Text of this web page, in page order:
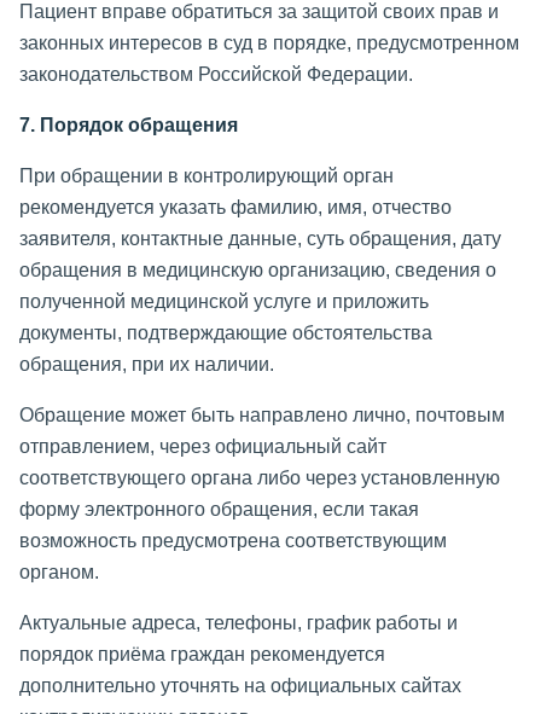
Пациент вправе обратиться за защитой своих прав и
законных интересов в суд в порядке, предусмотренном
законодательством Российской Федерации.
7. Порядок обращения
При обращении в контролирующий орган
рекомендуется указать фамилию, имя, отчество
заявителя, контактные данные, суть обращения, дату
обращения в медицинскую организацию, сведения о
полученной медицинской услуге и приложить
документы, подтверждающие обстоятельства
обращения, при их наличии.
Обращение может быть направлено лично, почтовым
отправлением, через официальный сайт
соответствующего органа либо через установленную
форму электронного обращения, если такая
возможность предусмотрена соответствующим
органом.
Актуальные адреса, телефоны, график работы и
порядок приёма граждан рекомендуется
дополнительно уточнять на официальных сайтах